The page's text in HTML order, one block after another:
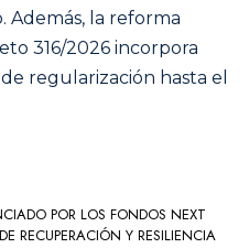
Además, la reforma
316/2026 incorpora
regularización hasta el
POR LOS FONDOS NEXT
RECUPERACIÓN Y RESILIENCIA